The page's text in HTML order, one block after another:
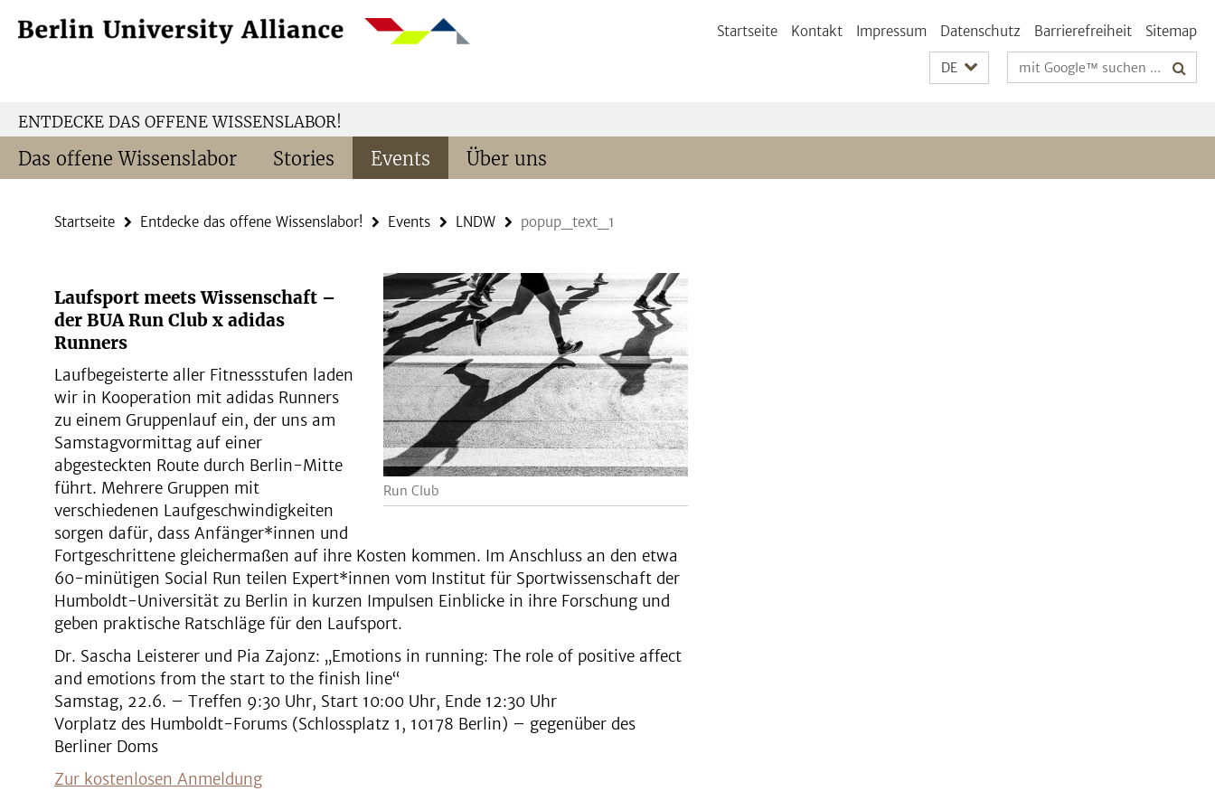
direkt
Service-
Startseite Kontakt Impressum Datenschutz Barrierefreiheit Sitemap
DE Suchbegriffe
ENTDECKE DAS OFFENE WISSENSLABOR!
Das offene Wissenslabor Stories Events Über uns
Startseite Entdecke das offene Wissenslabor! Events LNDW popup_text_1
Run Club
Laufsport meets Wissenschaft –
der BUA Run Club x adidas
Runners
Laufbegeisterte aller Fitnessstufen laden
wir in Kooperation mit adidas Runners
zu einem Gruppenlauf ein, der uns am
Samstagvormittag auf einer
abgesteckten Route durch Berlin-Mitte
führt. Mehrere Gruppen mit
verschiedenen Laufgeschwindigkeiten
sorgen dafür, dass Anfänger*innen und
Fortgeschrittene gleichermaßen auf ihre Kosten kommen. Im Anschluss an den etwa
60-minütigen Social Run teilen Expert*innen vom Institut für Sportwissenschaft der
Humboldt-Universität zu Berlin in kurzen Impulsen Einblicke in ihre Forschung und
geben praktische Ratschläge für den Laufsport.
Dr. Sascha Leisterer und Pia Zajonz: „Emotions in running: The role of positive affect
and emotions from the start to the finish line“
Samstag, 22.6. – Treffen 9:30 Uhr, Start 10:00 Uhr, Ende 12:30 Uhr
Vorplatz des Humboldt-Forums (Schlossplatz 1, 10178 Berlin) – gegenüber des
Berliner Doms
Zur kostenlosen Anmeldung